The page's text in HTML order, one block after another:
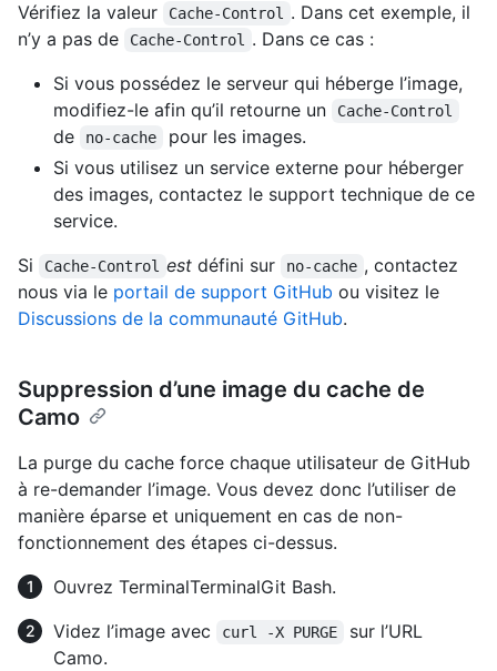
Vérifiez la valeur Cache-Control
. Dans cet exemple, il
n’y a pas de
Cache-Control
. Dans ce cas :
Si vous possédez le serveur qui héberge l’image,
modifiez-le afin qu’il retourne un
Cache-Control
de no-cache
pour les images.
Si vous utilisez un service externe pour héberger
des images, contactez le support technique de ce
service.
Si
Cache-Control estdéfini sur no-cache , contactez
nous via le portail de support GitHub ou visitez le
Discussions de la communauté GitHub.
Suppression d’une image du cache de
Camo
La purge du cache force chaque utilisateur de GitHub
à re-demander l’image. Vous devez donc l’utiliser de
manière éparse et uniquement en cas de non-
fonctionnement des étapes ci-dessus.
Ouvrez TerminalTerminalGit Bash.
Videz l’image avec
curl -X PURGE
sur l’URL
Camo.